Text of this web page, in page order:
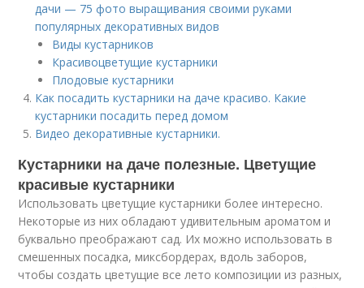
дачи — 75 фото выращивания своими руками
популярных декоративных видов
Виды кустарников
Красивоцветущие кустарники
Плодовые кустарники
Как посадить кустарники на даче красиво. Какие
кустарники посадить перед домом
Видео декоративные кустарники.
Кустарники на даче полезные. Цветущие
красивые кустарники
Использовать цветущие кустарники более интересно.
Некоторые из них обладают удивительным ароматом и
буквально преображают сад. Их можно использовать в
смешенных посадка, миксбордерах, вдоль заборов,
чтобы создать цветущие все лето композиции из разных,